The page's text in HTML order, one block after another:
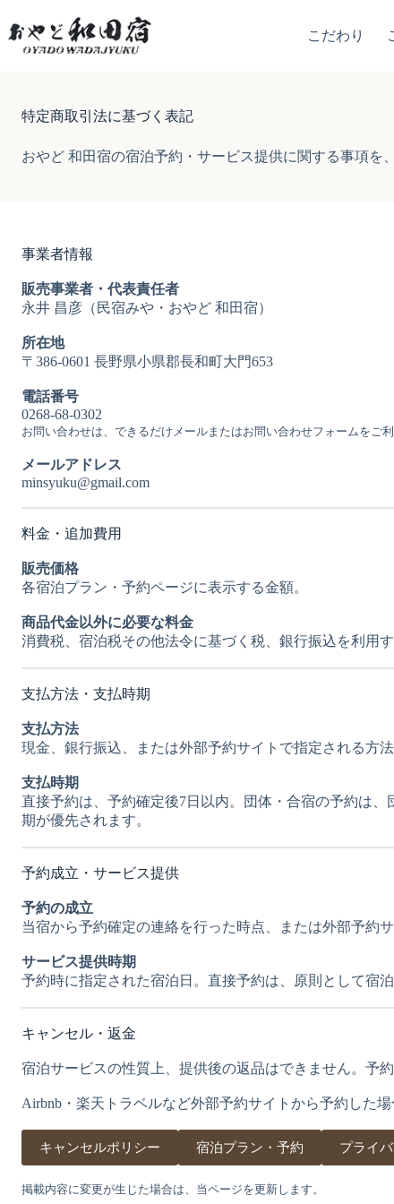
ン
テ
こだわり
特定商取引法に基づく表記
おやど 和田宿の宿泊予約・サービス提供に関する事項を
事業者情報
販売事業者・代表責任者
永井 昌彦（民宿みや・おやど 和田宿）
所在地
〒386-0601 長野県小県郡長和町大門653
電話番号
0268-68-0302
お問い合わせは、できるだけメールまたはお問い合わせフォームをご利
メールアドレス
minsyuku@gmail.com
料金・追加費用
販売価格
各宿泊プラン・予約ページに表示する金額。
商品代金以外に必要な料金
消費税、宿泊税その他法令に基づく税、銀行振込を利用
支払方法・支払時期
支払方法
現金、銀行振込、または外部予約サイトで指定される方法
支払時期
直接予約は、予約確定後7日以内。団体・合宿の予約は
期が優先されます。
予約成立・サービス提供
予約の成立
当宿から予約確定の連絡を行った時点、または外部予約
サービス提供時期
予約時に指定された宿泊日。直接予約は、原則として宿
キャンセル・返金
宿泊サービスの性質上、提供後の返品はできません。予
Airbnb・楽天トラベルなど外部予約サイトから予約した
キャンセルポリシー 宿泊プラン・予約 プライ
掲載内容に変更が生じた場合は、当ページを更新します。